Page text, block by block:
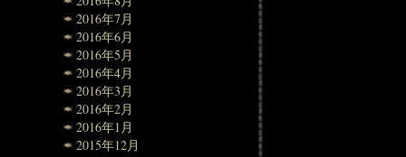
2016年7月
2016年6月
2016年5月
2016年4月
2016年3月
2016年2月
2016年1月
2015年12月